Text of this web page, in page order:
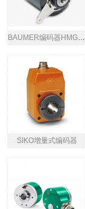
BAUMER编码器HMG10系列
SIKO增量式编码器